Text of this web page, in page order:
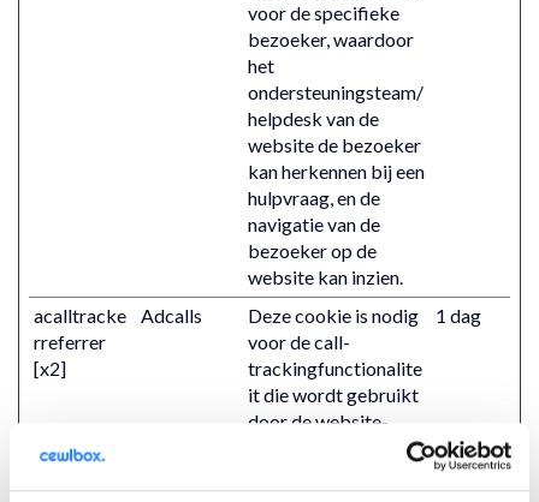
voor de specifieke
bezoeker, waardoor
het
ondersteuningsteam/
helpdesk van de
website de bezoeker
kan herkennen bij een
hulpvraag, en de
navigatie van de
bezoeker op de
website kan inzien.
acalltracke
rreferrer
[x2]
Adcalls
Deze cookie is nodig
voor de call-
trackingfunctionalite
it die wordt gebruikt
door de website-
1 dag